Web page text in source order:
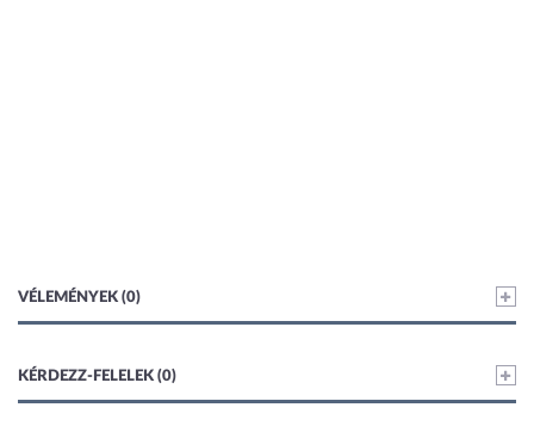
VÉLEMÉNYEK (0)
KÉRDEZZ-FELELEK (0)